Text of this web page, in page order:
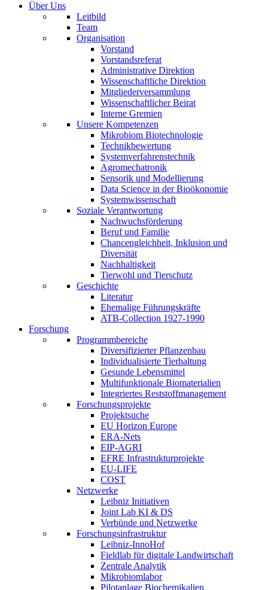
Über Uns
Leitbild
Team
Organisation
Vorstand
Vorstandsreferat
Administrative Direktion
Wissenschaftliche Direktion
Mitgliederversammlung
Wissenschaftlicher Beirat
Interne Gremien
Unsere Kompetenzen
Mikrobiom Biotechnologie
Technikbewertung
Systemverfahrenstechnik
Agromechatronik
Sensorik und Modellierung
Data Science in der Bioökonomie
Systemwissenschaft
Soziale Verantwortung
Nachwuchsförderung
Beruf und Familie
Chancengleichheit, Inklusion und
Diversität
Nachhaltigkeit
Tierwohl und Tierschutz
Geschichte
Literatur
Ehemalige Führungskräfte
ATB-Collection 1927-1990
Forschung
Programmbereiche
Diversifizierter Pflanzenbau
Individualisierte Tierhaltung
Gesunde Lebensmittel
Multifunktionale Biomaterialien
Integriertes Reststoffmanagement
Forschungsprojekte
Projektsuche
EU Horizon Europe
ERA-Nets
EIP-AGRI
EFRE Infrastrukturprojekte
EU-LIFE
COST
Netzwerke
Leibniz Initiativen
Joint Lab KI & DS
Verbünde und Netzwerke
Forschungsinfrastruktur
Leibniz-InnoHof
Fieldlab für digitale Landwirtschaft
Zentrale Analytik
Mikrobiomlabor
Pilotanlage Biochemikalien